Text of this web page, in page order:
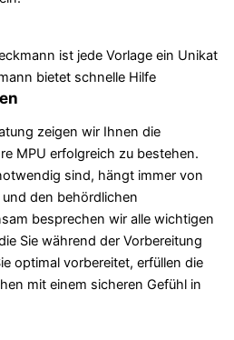
zeigen wir Ihnen die
MPU erfolgreich zu bestehen.
sind, hängt immer von
den behördlichen
besprechen wir alle wichtigen
Sie während der Vorbereitung
optimal vorbereitet, erfüllen die
mit einem sicheren Gefühl in